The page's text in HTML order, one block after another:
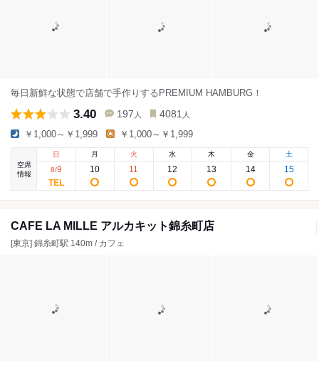
毎日新鮮な状態で店舗で手作りするPREMIUM HAMBURG！
3.40 197 人 4081 人
￥1,000～￥1,999 ￥1,000～￥1,999
空席
情報
日
8/9
月
10
火
11
水
12
木
13
金
14
土
15
CAFE LA MILLE アルカキット錦糸町店
[東京] 錦糸町駅 140m / カフェ